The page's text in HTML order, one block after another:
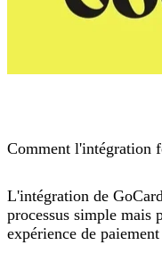
Comment l'intégration
L'intégration de
processus simple mais
expérience de